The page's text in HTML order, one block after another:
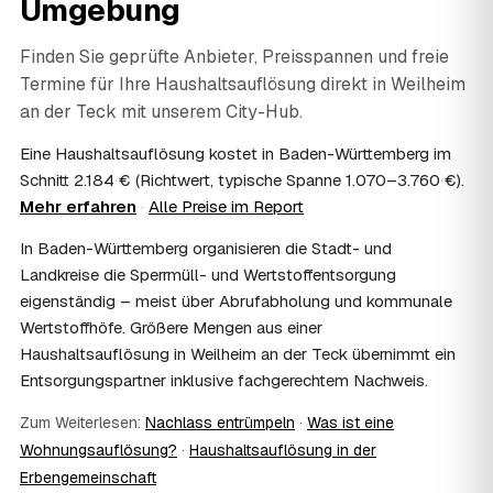
persönliche Gegenstände werden respektvoll behandelt.
Gerade nach einem Trauerfall in Weilheim an der Teck
bleibt alles vertraulich.
07 Ist die Haushaltsauflösung im Nachlass
steuerlich absetzbar?
Haushaltsauflösung als Nachlassverbindlichkeit die
Erbschaftsteuer mindern, bei vermieteten Objekten teils
als Werbungskosten. Sie erhalten eine ordentliche
Rechnung als Beleg. Verbindlich klärt das Ihr
Steuerberater – wir liefern die nötigen Unterlagen.
08
Muss ich als Erbe in Weilheim an der Teck vor
Ort anwesend sein?
Nein, Sie müssen nicht durchgängig anwesend sein. Viele
Erben übergeben in Weilheim an der Teck nur die
Schlüssel und lassen sich per Fotos auf dem Laufenden
halten. Eine kurze Übergabe zu Beginn und zur
09 Bekomme ich einen Entsorgungsnachweis?
Ja. Sie erhalten auf Wunsch einen Entsorgungs- bzw.
Verwertungsnachweis über die fachgerechte Entsorgung.
Umgebung
Finden Sie geprüfte Anbieter, Preisspannen und freie
Termine für Ihre Haushaltsauflösung direkt in Weilheim
an der Teck mit unserem City-Hub.
Eine Haushaltsauflösung kostet in Baden-Württemberg im
Schnitt 2.184 € (Richtwert, typische Spanne 1.070–3.760 €).
Mehr erfahren · Alle Preise im Report
In Baden-Württemberg organisieren die Stadt- und
Landkreise die Sperrmüll- und Wertstoffentsorgung
eigenständig – meist über Abrufabholung und kommunale
Wertstoffhöfe. Größere Mengen aus einer
Haushaltsauflösung in Weilheim an der Teck übernimmt ein
Entsorgungspartner inklusive fachgerechtem Nachweis.
Zum Weiterlesen: Nachlass entrümpeln · Was ist eine
Wohnungsauflösung? · Haushaltsauflösung in der
Erbengemeinschaft